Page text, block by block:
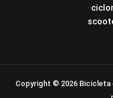
Copyright © 2026 Bicicleta